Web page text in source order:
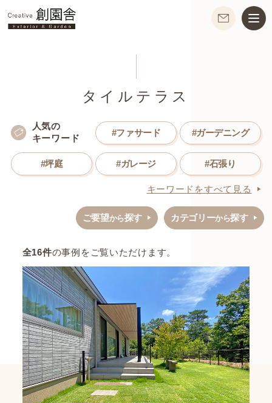
タイルテラス
人気の
キーワード
#ファサード #ガーデニング
#坪庭 #ガレージ #石張り
キーワードをすべて見る
ご要望から探す カテゴリーから探す
全16件の事例をご覧いただけます。